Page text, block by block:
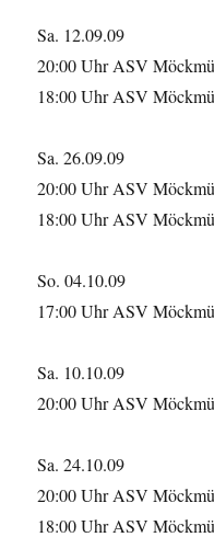
Sa. 12.09.09
20:00 Uhr ASV
18:00 Uhr ASV
Sa. 26.09.09
20:00 Uhr ASV
18:00 Uhr ASV
So. 04.10.09
17:00 Uhr ASV
Sa. 10.10.09
20:00 Uhr ASV
Sa. 24.10.09
20:00 Uhr ASV
18:00 Uhr ASV